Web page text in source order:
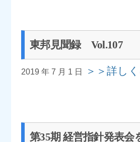
東邦見聞録 Vol.107
2019 年 7 月 1 日 ＞＞詳し
第35期 経営指針発表会